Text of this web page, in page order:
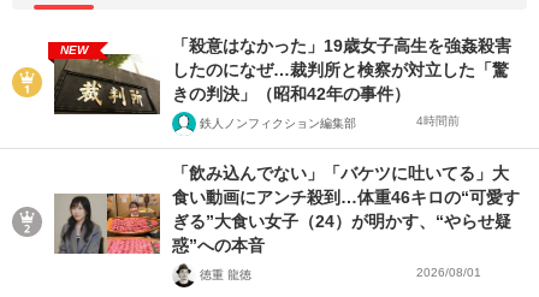
NEW
「殺意はなかった」19歳女子高生を強姦殺害
したのになぜ…裁判所と検察が対立した「驚
きの判決」（昭和42年の事件）
鉄人ノンフィクション編集部 4時間前
「飲み込んでない」「バケツに吐いてる」大
食い動画にアンチ殺到…体重46キロの“可愛す
ぎる”大食い女子（24）が明かす、“やらせ疑
惑”への本音
徳重 龍徳 2026/08/01